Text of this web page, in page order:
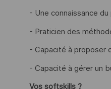
- Une connaissance
- Praticien des
- Capacité à proposer
- Capacité à gérer un
Vos softskills ?